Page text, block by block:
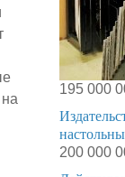
195 000
200 000